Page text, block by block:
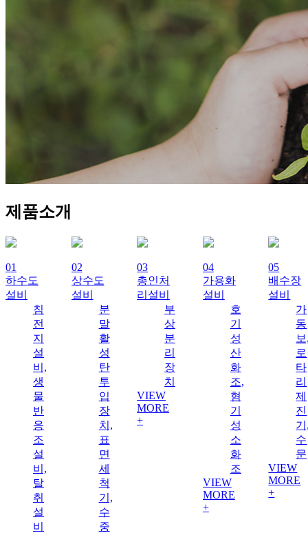
제품소개
01
하수도
설비
침
전
지
설
비,
생
물
반
응
조
설
비,
탈
취
설
비
02
상수도
설비
분
말
활
성
탄
투
입
장
치,
표
면
세
척
기,
수
중
03
총인처
리설비
부
상
분
리
장
치
VIEW
MORE
+
04
가용화
설비
호
기
성
산
화
조,
혐
기
성
소
화
조
VIEW
MORE
+
05
배수장
설비
가
동
로
타
리
제
진
수
문
VIEW
MORE
+